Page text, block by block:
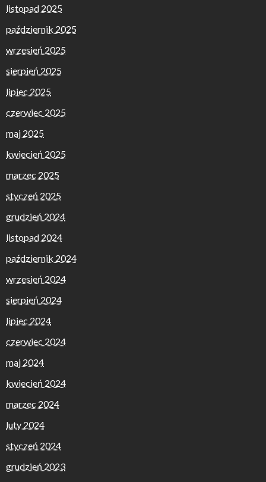
listopad 2025
październik 2025
wrzesień 2025
sierpień 2025
lipiec 2025
czerwiec 2025
maj 2025
kwiecień 2025
marzec 2025
styczeń 2025
grudzień 2024
listopad 2024
październik 2024
wrzesień 2024
sierpień 2024
lipiec 2024
czerwiec 2024
maj 2024
kwiecień 2024
marzec 2024
luty 2024
styczeń 2024
grudzień 2023